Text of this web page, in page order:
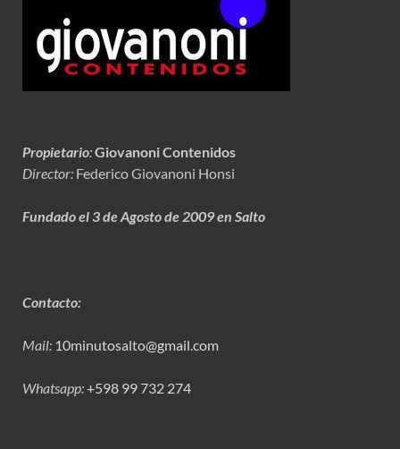
Propietario:Giovanoni Contenidos
Director: Federico Giovanoni Honsi
Fundado el 3 de Agosto de 2009 en Salto
Contacto:
Mail: 10minutosalto@gmail.com
Whatsapp:+598 99 732 274